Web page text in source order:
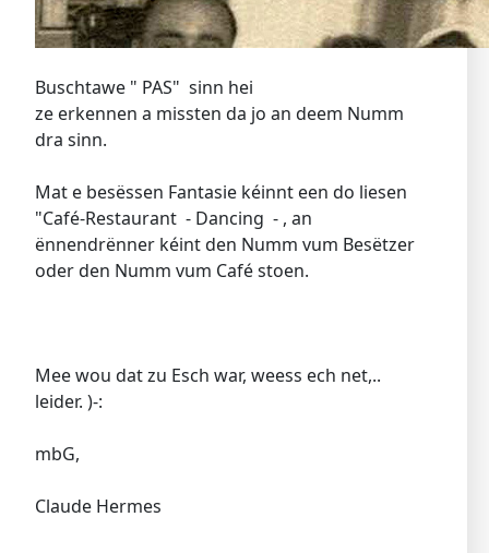
Buschtawe " PAS" sinn hei
ze erkennen a missten da jo an deem Numm
dra sinn.
Mat e besëssen Fantasie kéinnt een do liesen
"Café-Restaurant - Dancing - , an
ënnendrënner kéint den Numm vum Besëtzer
oder den Numm vum Café stoen.
Mee wou dat zu Esch war, weess ech net,..
leider. )-:
mbG,
Claude Hermes